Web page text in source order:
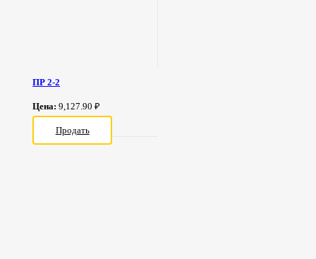
ПР 2-2
Цена:9,127.90 ₽
Продать